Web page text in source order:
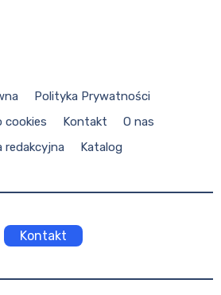
Polityka Prywatności
cookies
Kontakt
O nas
redakcyjna
Katalog
Kontakt